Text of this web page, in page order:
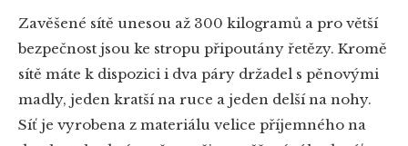
Zavěšené sítě unesou až 300 kilogramů a pro větší
bezpečnost jsou ke stropu připoutány řetězy. Kromě
sítě máte k dispozici i dva páry držadel s pěnovými
madly, jeden kratší na ruce a jeden delší na nohy.
Síť je vyrobena z materiálu velice příjemného na